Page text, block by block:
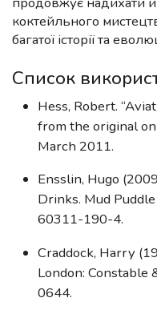
коктейльного
багатої історії та
Список
Hess, Robert.
from the original
March 2011.
Ensslin, Hugo
Drinks. Mud
60311-190-4.
Craddock, Harry
London: Constable
0644.